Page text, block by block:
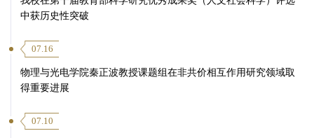
中获历史性突破
07.16
物理与光电学院秦正波教授课题组在非共价相互作用研究领域取
得重要进展
07.10